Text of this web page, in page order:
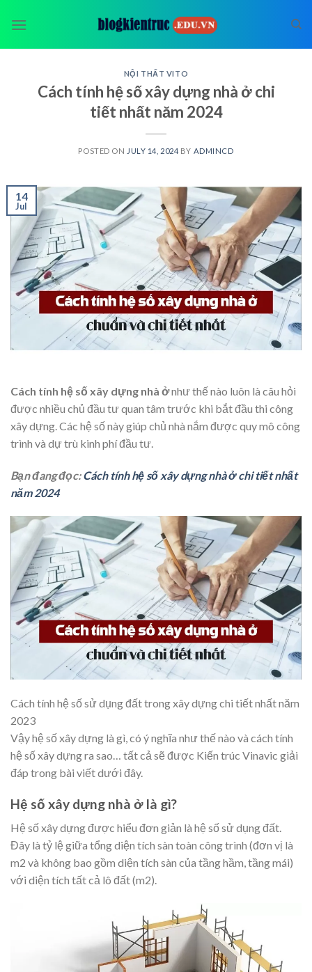
NỘI THẤT VITO
Cách tính hệ số xây dựng nhà ở chi
tiết nhất năm 2024
POSTED ON JULY 14, 2024 BY ADMINCD
14
Jul
Cách tính hệ số xây dựng nhà ởnhư thế nào luôn là câu hỏi
được nhiều chủ đầu tư quan tâm trước khi bắt đầu thi công
xây dựng. Các hệ số này giúp chủ nhà nắm được quy mô công
trình và dự trù kinh phí đầu tư.
Bạn đang đọc:Cách tính hệ số xây dựng nhà ở chi tiết nhất
năm 2024
Cách tính hệ số sử dụng đất trong xây dựng chi tiết nhất năm
2023
Vậy hệ số xây dựng là gì, có ý nghĩa như thế nào và cách tính
hệ số xây dựng ra sao… tất cả sẽ được Kiến trúc Vinavic giải
đáp trong bài viết dưới đây.
Hệ số xây dựng nhà ở là gì?
Hệ số xây dựng được hiểu đơn giản là hệ số sử dụng đất.
Đây là tỷ lệ giữa tổng diện tích sàn toàn công trình (đơn vị là
m2 và không bao gồm diện tích sàn của tầng hầm, tầng mái)
với diện tích tất cả lô đất (m2).